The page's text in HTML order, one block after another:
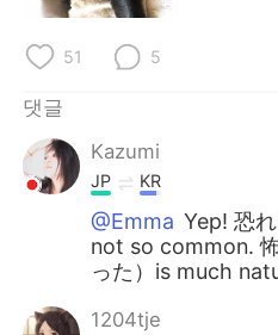
Русский
Indonesia
Português
51 5
댓글
Kazumi
JP KR
@Emma Yep! 恐
not so common.
った）is much
1204tje